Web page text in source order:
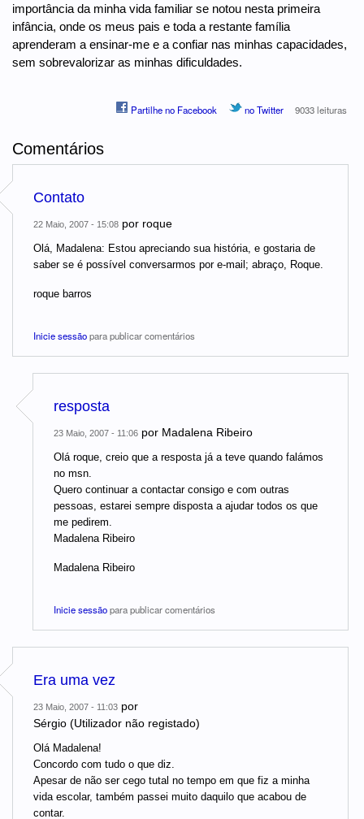
importância da minha vida familiar se notou nesta primeira
infância, onde os meus pais e toda a restante família
aprenderam a ensinar-me e a confiar nas minhas capacidades,
sem sobrevalorizar as minhas dificuldades.
Partilhe no Facebook no Twitter 9033 leituras
Comentários
Contato
22 Maio, 2007 - 15:08 por roque
Olá, Madalena: Estou apreciando sua história, e gostaria de
saber se é possível conversarmos por e-mail; abraço, Roque.
roque barros
Inicie sessãopara publicar comentários
resposta
23 Maio, 2007 - 11:06 por Madalena Ribeiro
Olá roque, creio que a resposta já a teve quando falámos
no msn.
Quero continuar a contactar consigo e com outras
pessoas, estarei sempre disposta a ajudar todos os que
me pedirem.
Madalena Ribeiro
Madalena Ribeiro
Inicie sessãopara publicar comentários
Era uma vez
23 Maio, 2007 - 11:03 por
Sérgio (Utilizador não registado)
Olá Madalena!
Concordo com tudo o que diz.
Apesar de não ser cego tutal no tempo em que fiz a minha
vida escolar, também passei muito daquilo que acabou de
contar.